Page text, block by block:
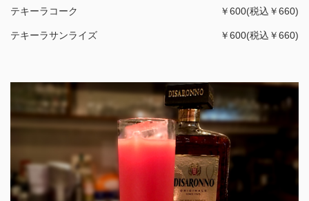
テキーラコーク ￥600(税込￥660)
テキーラサンライズ ￥600(税込￥660)